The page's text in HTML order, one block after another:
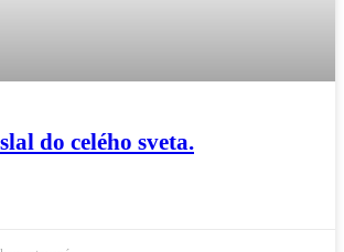
do celého sveta.